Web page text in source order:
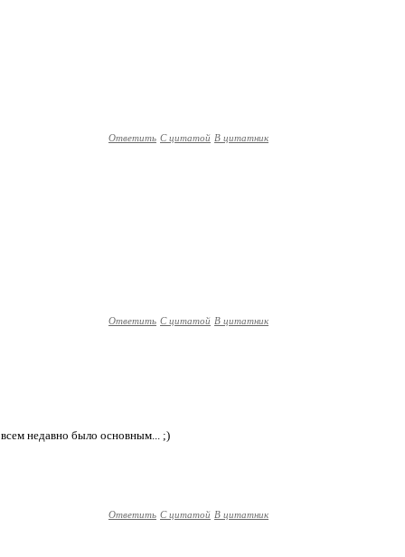
Ответить С цитатой В цитатник
Ответить С цитатой В цитатник
недавно было основным... ;)
Ответить С цитатой В цитатник